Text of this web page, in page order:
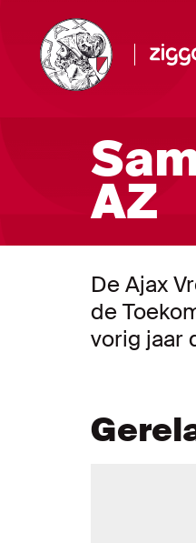
AZ
De Ajax
de
vorig jaar